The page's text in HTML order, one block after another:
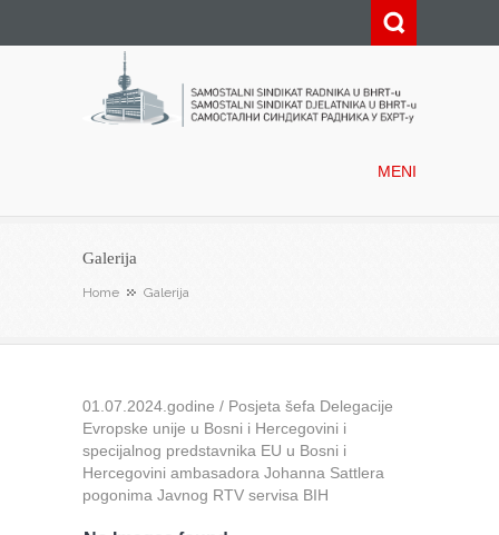
MENI
Galerija
Home Galerija
01.07.2024.godine / Posjeta šefa Delegacije
Evropske unije u Bosni i Hercegovini i
specijalnog predstavnika EU u Bosni i
Hercegovini ambasadora Johanna Sattlera
pogonima Javnog RTV servisa BIH